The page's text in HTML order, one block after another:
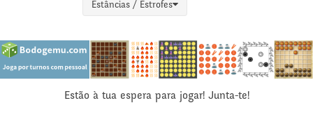
Estâncias / Estrofes
Estão à tua espera para jogar! Junta-te!